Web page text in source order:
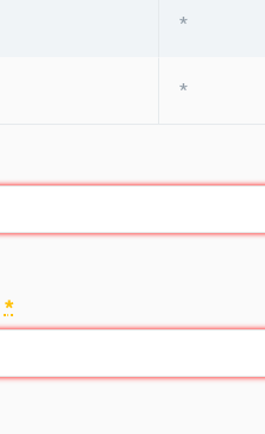
*
*
*